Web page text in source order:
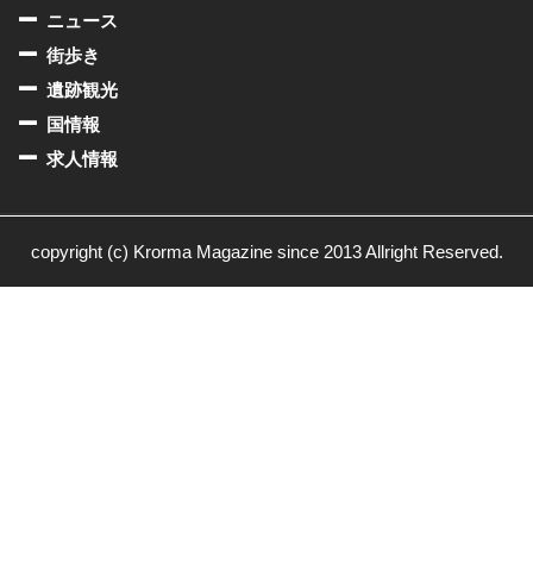
ニュース
街歩き
遺跡観光
国情報
求人情報
copyright (c) Krorma Magazine since 2013 Allright Reserved.